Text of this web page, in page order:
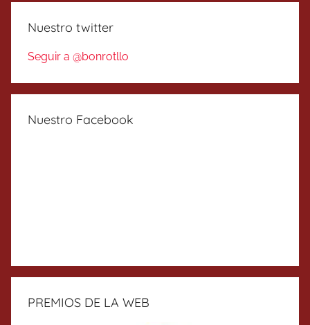
Nuestro twitter
Seguir a @bonrotllo
Nuestro Facebook
PREMIOS DE LA WEB